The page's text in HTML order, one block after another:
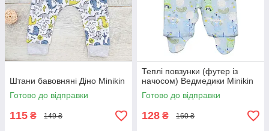
Штани бавовняні Діно Minikin
Готово до відправки
115 ₴ 149 ₴
Теплі повзунки (футер із
начосом) Ведмедики Minikin
Готово до відправки
128 ₴ 160 ₴